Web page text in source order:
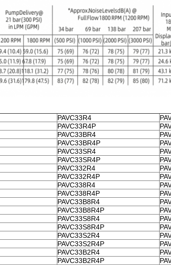
PAVC33R4
PAVC33R4P
PAVC33BR4
PAVC33BR4P
PAVC33SR4
PAVC33SR4P
PAVC332R4
PAVC332R4P
PAVC338R4
PAVC338R4P
PAVC33B8R4
PAVC33B8R4P
PAVC33S8R4
PAVC33S8R4P
PAVC33S2R4
PAVC33S2R4P
PAVC33B2R4
PAVC33B2R4P